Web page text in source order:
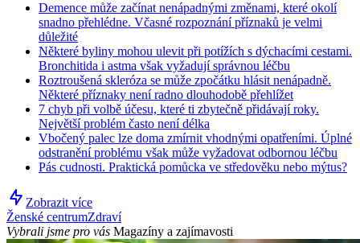
Demence může začínat nenápadnými změnami, které okolí
snadno přehlédne. Včasné rozpoznání příznaků je velmi
důležité
Některé byliny mohou ulevit při potížích s dýchacími cestami.
Bronchitida i astma však vyžadují správnou léčbu
Roztroušená skleróza se může zpočátku hlásit nenápadně.
Některé příznaky není radno dlouhodobě přehlížet
7 chyb při volbě účesu, které ti zbytečně přidávají roky.
Největší problém často není délka
Vbočený palec lze doma zmírnit vhodnými opatřeními. Úplné
odstranění problému však může vyžadovat odbornou léčbu
Pás cudnosti. Praktická pomůcka ve středověku nebo mýtus?
Zobrazit více
Ženské centrumZdraví
Vybrali jsme pro vás Magazíny a zajímavosti